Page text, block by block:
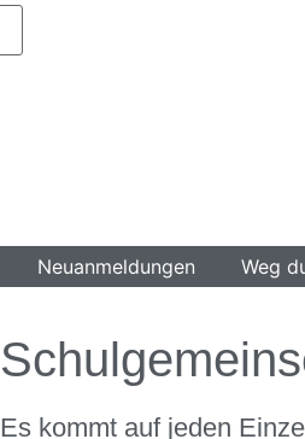
Neuanmeldungen Weg
Es kommt auf jeden